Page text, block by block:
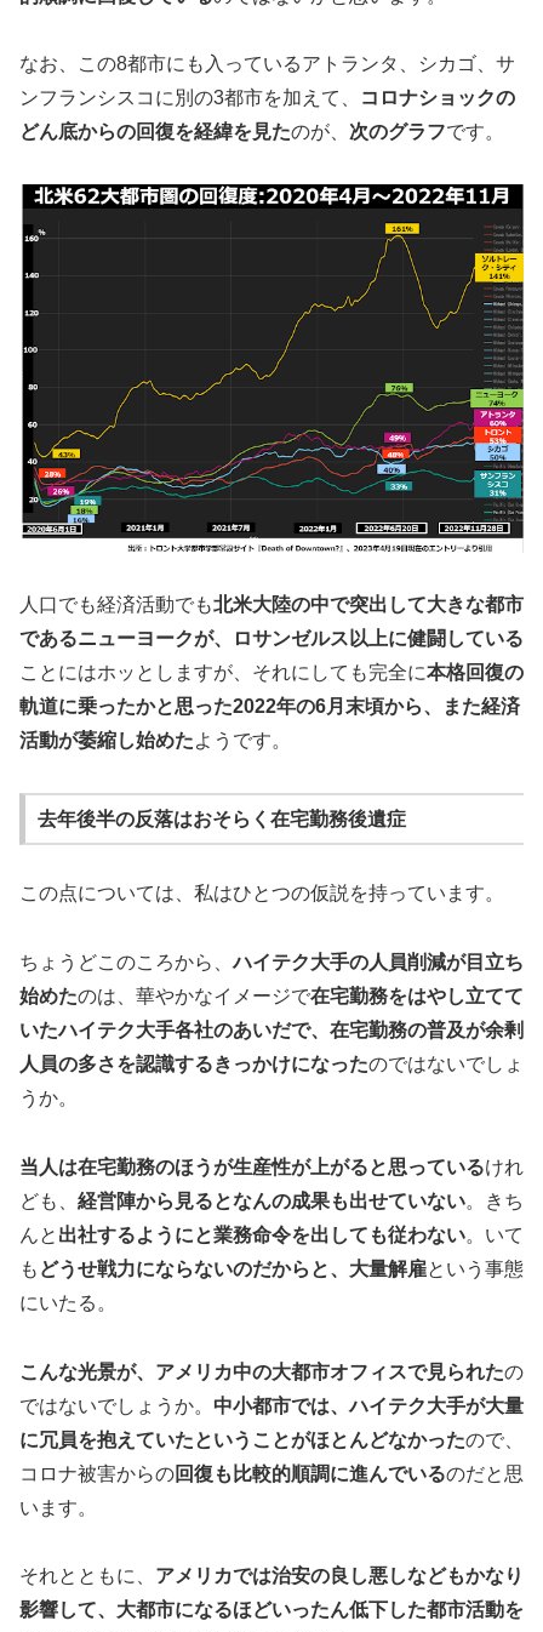
なお、この8都市にも入っているアトランタ、シカゴ、サ
ンフランシスコに別の3都市を加えて、
コロナショックの
どん底からの回復を経緯を見たのが、 次のグラフです。
人口でも経済活動でも北米大陸の中で突出して大きな都市
であるニューヨークが、ロサンゼルス以上に健闘している
ことにはホッとしますが、それにしても完全に本格回復の
軌道に乗ったかと思った2022年の6月末頃から、また経済
活動が萎縮し始めたようです。
去年後半の反落はおそらく在宅勤務後遺症
この点については、私はひとつの仮説を持っています。
ちょうどこのころから、ハイテク大手の人員削減が目立ち
始めたのは、華やかなイメージで在宅勤務をはやし立てて
いたハイテク大手各社のあいだで、在宅勤務の普及が余剰
人員の多さを認識するきっかけになったのではないでしょ
うか。
当人は在宅勤務のほうが生産性が上がると思っているけれ
ども、 経営陣から見るとなんの成果も出せていない。きち
んと 出社するようにと業務命令を出しても従わない。いて
も どうせ戦力にならないのだからと、大量解雇という事態
にいたる。
こんな光景が、アメリカ中の大都市オフィスで見られたの
ではないでしょうか。 中小都市では、ハイテク大手が大量
に冗員を抱えていたということがほとんどなかったので、
コロナ被害からの回復も比較的順調に進んでいるのだと思
います。
それとともに、 アメリカでは治安の良し悪しなどもかなり
影響して、大都市になるほどいったん低下した都市活動を